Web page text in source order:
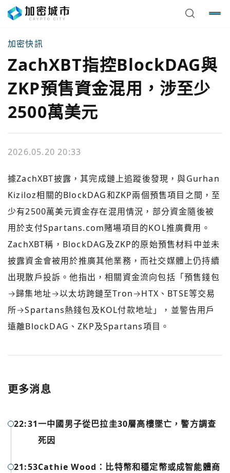
加密快訊
ZachXBT指控BlockDAG與
ZKP預售資金混用，涉至少
2500萬美元
2026.05.20 20:33
據ZachXBT披露，其完成鏈上追蹤後發現，與Gurhan
Kiziloz相關的BlockDAG和ZKP兩個預售項目之間，至
少有2500萬美元資金存在混用情況，部分資金隨後被
用於支付Spartans.com賭場項目的KOL推廣費用。
ZachXBT稱，BlockDAG及ZKP的原始預售材料中並未
披露資金會被用於推廣其他業務，而社交媒體上仍持續
出現散戶投訴。他指出，相關資金流向包括「預售錢包
→歸集地址→以太坊跨鏈至Tron→HTX、BTSE等交易
所→Spartans熱錢包及KOL付款地址」，並警告用戶
遠離BlockDAG、ZKP及Spartans項目。
更多消息
22:31一中國男子從巴拉圭30層高樓墜亡，警方調查
死因
21:53Cathie Wood：比特幣和穩定幣或成智能體商